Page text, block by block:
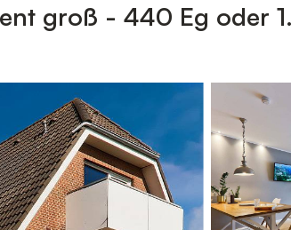
groß - 440 Eg oder